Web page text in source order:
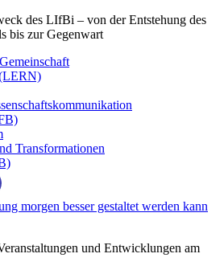
des LIfBi – von der Entstehung des
bis zur Gegenwart
Transformationen
morgen besser gestaltet werden kann
und Entwicklungen am